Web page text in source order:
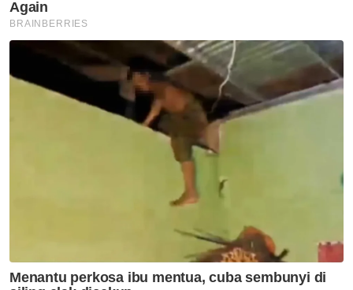
'Adakah Kor Ming sindir Nie
Ching, Anthony Loke?' -
Pemuda MCA
Politik
Azmin gelar ADUN PH sebagai
'adinda, sahabat dan teman’
PRN Melaka: Ahmad Zahid beri
kuasa penuh kepada Ab Rauf
untuk rundingan kerjasama